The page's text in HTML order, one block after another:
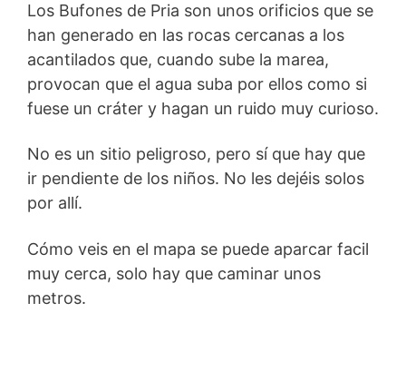
Los Bufones de Pria son unos orificios que se
han generado en las rocas cercanas a los
acantilados que, cuando sube la marea,
provocan que el agua suba por ellos como si
fuese un cráter y hagan un ruido muy curioso.
No es un sitio peligroso, pero sí que hay que
ir pendiente de los niños. No les dejéis solos
por allí.
Cómo veis en el mapa se puede aparcar facil
muy cerca, solo hay que caminar unos
metros.